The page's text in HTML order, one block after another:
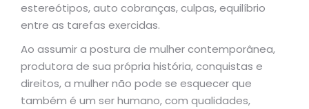
estereótipos, auto cobranças, culpas, equilíbrio
entre as tarefas exercidas.
Ao assumir a postura de mulher contemporânea,
produtora de sua própria história, conquistas e
direitos, a mulher não pode se esquecer que
também é um ser humano, com qualidades,